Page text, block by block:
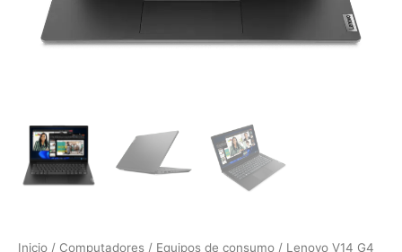
Inicio / Computadores / Equipos de consumo / Lenovo V14 G4